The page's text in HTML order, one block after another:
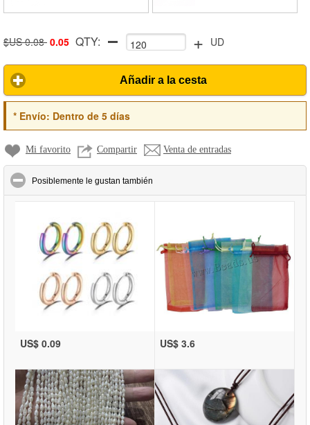
$US 0.08 0.05 QTY: + UD
Añadir a la cesta
*Envío: Dentro de 5 días
Mi favorito Compartir Venta de entradas
Posiblemente le gustan también
US$ 0.09 US$ 3.6